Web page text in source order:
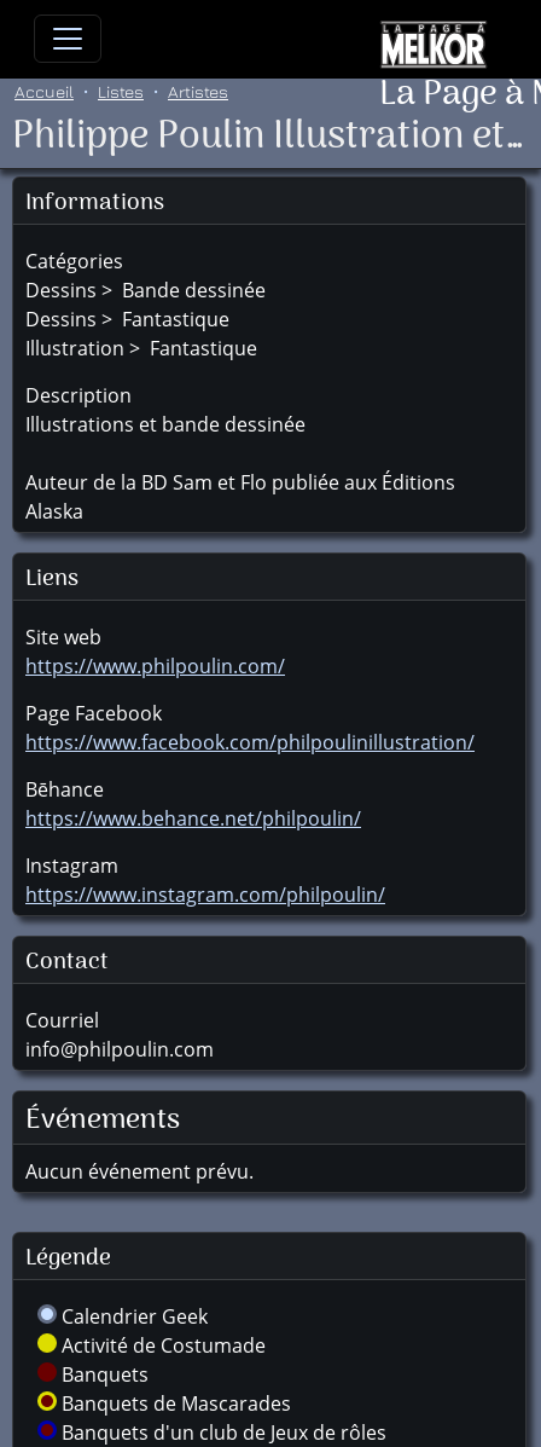
Allez directement au contenu
La Page
Accueil Listes Artistes
Philippe Poulin Illustration et bande dessinée
Informations
Catégories
Dessins > Bande dessinée
Dessins > Fantastique
Illustration > Fantastique
Description
Illustrations et bande dessinée
Auteur de la BD Sam et Flo publiée aux Éditions
Alaska
Liens
Site web
https://www.philpoulin.com/
Page Facebook
https://www.facebook.com/philpoulinillustration/
Bēhance
https://www.behance.net/philpoulin/
Instagram
https://www.instagram.com/philpoulin/
Contact
Courriel
info@philpoulin.com
Événements
Aucun événement prévu.
Légende
Calendrier Geek
Activité de Costumade
Banquets
Banquets de Mascarades
Banquets d'un club de Jeux de rôles